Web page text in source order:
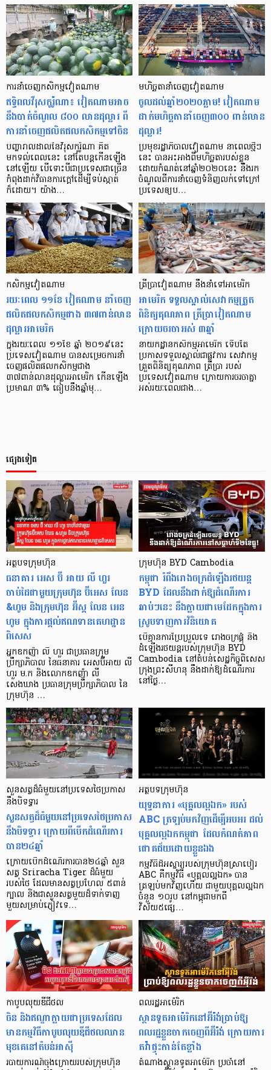
ការនាំចេញ​កសិកម្មវៀតណាម
ឥទ្ធិពលវីរុសកូរ៉ូណា៖ វៀតណាមអាច
នឹងបាត់ចំណូល ៨០០ លានដុល្លារ ពី
ការនាំចេញផលិតផលកសិកម្មទៅចិន
បញ្ហារាលដាលនៃវីរុសកូរ៉ូណា គិត
មកទល់ពេលនេះ នៅតែបន្ដកើនឡើង
នៅឡើយ បើទោះបីជាប្រទេសជាច្រើន
កំពុងដាក់វិធានការក្ដៅដើម្បីទប់ស្កាត់
ក៏ដោយ។ យ៉ាង…
មហិច្ឆតា​នាំចេញវៀតណាម
ចូលដល់ឆ្នាំ២០២០ភ្លាម! វៀតណាម
ដាក់មហិច្ឆតានាំចេញ៣០០ ពាន់លាន
ដុល្លារ!
ប្រមុខរដ្ឋាភិបាលវៀតណាម នាពេលថ្មីៗ
នេះ បានអះអាងពីមហិច្ឆតារបស់ខ្លួន
ដោយកំណត់នៅឆ្នាំ២០២០នេះ នឹងរក
ចំណូលពីការនាំចេញទំនិញលក់ទៅក្រៅ
ប្រទេសឲ្យប…
កសិកម្មវៀតណាម
រយៈពេល ១១ខែ វៀតណាម នាំចេញ
ផលិតផលកសិកម្មជាង ៣៧ពាន់លាន
ដុល្លារអាមេរិក
ក្នុងរយៈពេល ១១ខែ ឆ្នាំ ២០១៩នេះ
ប្រទេសវៀតណាម បានសម្រេចការនាំ
ចេញផលិតផលកសិកម្មជាង
៣៧ពាន់លានដុល្លារអាមេរិក កើនឡើង
ប្រមាណ ៣% ធៀបនឹងឆ្នាំមុ…
ត្រីប្រាវៀតណាម នឹងនាំទៅអាមេរិក
អាមេរិក ទទួលស្គាល់សេវាកម្មត្រួត
ពិនិត្យគុណភាព ត្រីប្រាវៀតណាម
ក្រោយចរចាអស់ ៣ឆ្នាំ
នាយកដ្ឋានកសិកម្មអាមេរិក ទើបតែ
ប្រកាសទទួលស្គាល់ជាផ្លូវការ សេវាកម្ម
ត្រួតពិនិត្យគុណភាព ត្រីប្រា របស់
ប្រទេសវៀតណាម ក្រោយការចរចាគ្នា
អស់រយៈពេលជាង…
ផ្សេងទៀត
អត្ថបទក្រុមហ៊ុន
ធនាគារ អេស ប៊ី អាយ លី ហួរ
ចាប់ដៃជាមួយក្រុមហ៊ុន ប៊ីអេស លែន
&ហូម និងក្រុមហ៊ុន អ៊ីស្ត លែន អេន
ហូម ក្នុងការផ្តល់ឥណទានគេហដ្ឋាន
ពិសេស
អ្នកឧកញ៉ា លី ហួរ ជាប្រធានក្រុម
ប្រឹក្សាភិបាល នៃធនាគារ អេសប៊ីអាយ លី
ហួរ ម.ក និងលោកឧកញ៉ា លី
សេងឃាង ប្រធានក្រុមប្រឹក្សាភិបាល នៃ
ក្រុមហ៊ុន …
ក្រុមហ៊ុន BYD Cambodia
កម្ពុជា រំពឹងរោងចក្រដំឡើងរថយន្ត
BYD ដែលនឹងដាក់ឱ្យដំណើរការ
ឆាប់ៗនេះ នឹងក្លាយជាមេដែកក្នុងការ
ស្រូបទាញការវិនិយោគ
បើគ្មានការប្រែប្រួលទេ រោងចក្រផ្គុំ និង
ដំឡើងរថយន្តរបស់ក្រុមហ៊ុន BYD
Cambodia នៅតំបន់សេដ្ឋកិច្ចពិសេស
ក្រុងព្រះសីហនុ នឹងដាក់ឱ្យដំណើរការ
នៅថ្ងៃ…
សួនសត្វដ៏ធំមួយនៅប្រទេសថៃប្រកាស
នឹងបិទទ្វារ
សួនសត្វដ៏ធំមួយនៅប្រទេសថៃប្រកាស
នឹងបិទទ្វារ ក្រោយពីបើកដំណើរការ
បាន២៤ឆ្នាំ
ក្រោយបើកដំណើរការបាន២៤ឆ្នាំ សួន
សត្វ Sriracha Tiger ដ៏ធំមួយ
របស់ថៃ ដែលមានសត្វប្រហែល ៥ពាន់
ក្បាល និងជាសួនសត្វមួយដ៏ទាក់ទាញ
មួយសម្រាប់ភ្ញៀវទេ…
អត្ថបទក្រុមហ៊ុន
យុទ្ធនាការ «បុគ្គលល្អឯក» របស់
ABC ត្រឡប់មកវិញដើម្បីអបអរ ដល់
បុគ្គលល្អឯកកម្ពុជា ដែលកំណត់ភាព
ជោគជ័យដោយខ្លួនឯង
កម្មវិធីដ៏អស្ចារ្យរបស់ក្រុមហ៊ុនស្រាបៀរ
ABC គឺកម្មវិធី «បុគ្គលល្អឯក» បាន
ត្រឡប់មកវិញហើយ ជាមួយបុគ្គលល្អឯក
ចំនួន ១០រូប នៅកម្ពុជាមកពី
វិស័យ៥ផ្សេ…
កាបូបលុយឌីជីថល
ចិន និងឥណ្ឌាក្លាយជាប្រទេសដែល
មានកម្មវិធីកាបូបលុយឌីជីថលឈាន
មុខគេនៅតំបន់អាស៊ី
របាយការណ៍ចុងក្រោយរបស់ក្រុមហ៊ុន
ពលរដ្ឋអាម៉េរិក
ស្ថានទូតអាម៉េរិកនៅអ៊ីរ៉ង់ប្រាប់ឱ្យ
ពលរដ្ឋខ្លួនចាកចេញពីអ៊ីរ៉ង់ ក្រោយការ
តវ៉ាផ្ទុះកាន់តែខ្លាំង
តំណាងស្ថានទូតអាម៉េរិក ប្រចាំនៅ